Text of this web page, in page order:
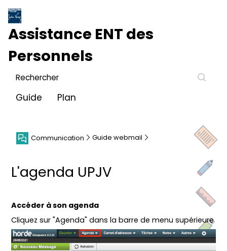
Assistance ENT des
Personnels
Guide Plan
Communication Guide webmail
L'agenda UPJV
Accéder à son agenda
Cliquez sur "Agenda" dans la barre de menu supérieure